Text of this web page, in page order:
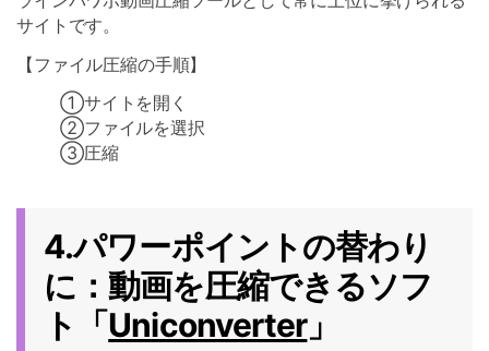
サイトです。
【ファイル圧縮の手順】
①サイトを開く
➁ファイルを選択
③圧縮
4.パワーポイントの替わり
に：動画を圧縮できるソフ
ト「Uniconverter」